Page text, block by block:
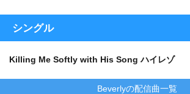
シングル
Killing Me Softly with His Song ハイレゾ
Beverlyの配信曲一覧